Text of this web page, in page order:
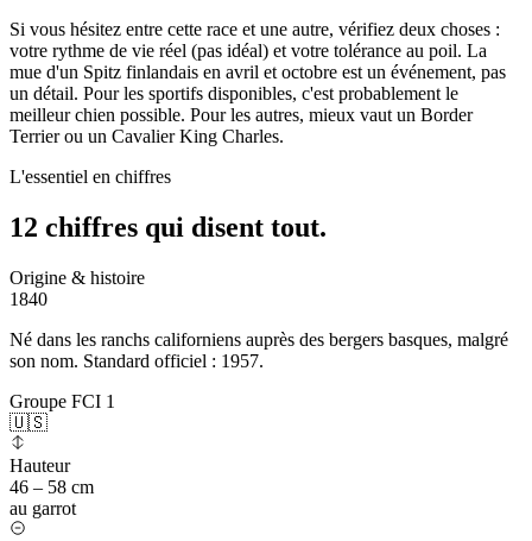
Si vous hésitez entre cette race et une autre, vérifiez deux choses :
votre rythme de vie réel (pas idéal) et votre tolérance au poil. La
mue d'un Spitz finlandais en avril et octobre est un événement, pas
un détail. Pour les sportifs disponibles, c'est probablement le
meilleur chien possible. Pour les autres, mieux vaut un Border
Terrier ou un Cavalier King Charles.
L'essentiel en chiffres
12 chiffres qui disent tout.
Origine & histoire
1840
Né dans les ranchs californiens auprès des bergers basques, malgré
son nom. Standard officiel : 1957.
Groupe FCI 1
🇺🇸
Hauteur
46 – 58 cm
au garrot